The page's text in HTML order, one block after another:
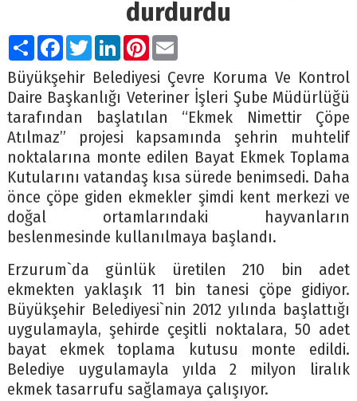
durdurdu
PaylaşFacebook
TwitterLinkedIn
Pinterest
Email
Büyükşehir Belediyesi Çevre Koruma Ve Kontrol
Daire Başkanlığı Veteriner İşleri Şube Müdürlüğü
tarafından başlatılan “Ekmek Nimettir Çöpe
Atılmaz” projesi kapsamında şehrin muhtelif
noktalarına monte edilen Bayat Ekmek Toplama
Kutularını vatandaş kısa sürede benimsedi. Daha
önce çöpe giden ekmekler şimdi kent merkezi ve
doğal ortamlarındaki hayvanların
beslenmesinde kullanılmaya başlandı.
Erzurum`da günlük üretilen 210 bin adet
ekmekten yaklaşık 11 bin tanesi çöpe gidiyor.
Büyükşehir Belediyesi`nin 2012 yılında başlattığı
uygulamayla, şehirde çeşitli noktalara, 50 adet
bayat ekmek toplama kutusu monte edildi.
Belediye uygulamayla yılda 2 milyon liralık
ekmek tasarrufu sağlamaya çalışıyor.